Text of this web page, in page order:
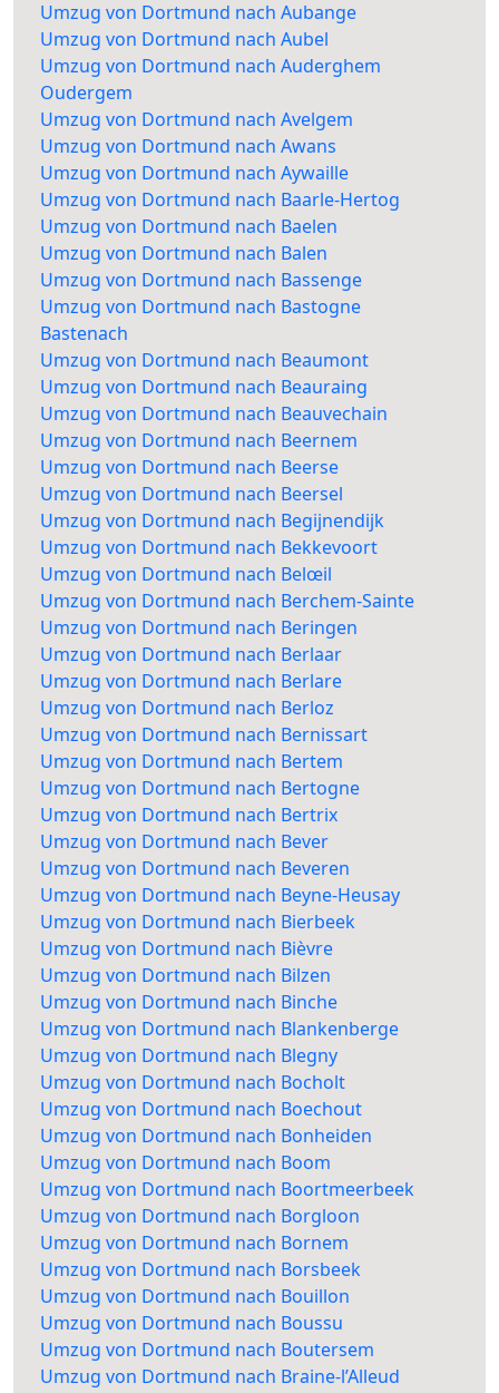
Umzug von Dortmund nach Aubange
Umzug von Dortmund nach Aubel
Umzug von Dortmund nach Auderghem
Oudergem
Umzug von Dortmund nach Avelgem
Umzug von Dortmund nach Awans
Umzug von Dortmund nach Aywaille
Umzug von Dortmund nach Baarle-Hertog
Umzug von Dortmund nach Baelen
Umzug von Dortmund nach Balen
Umzug von Dortmund nach Bassenge
Umzug von Dortmund nach Bastogne
Bastenach
Umzug von Dortmund nach Beaumont
Umzug von Dortmund nach Beauraing
Umzug von Dortmund nach Beauvechain
Umzug von Dortmund nach Beernem
Umzug von Dortmund nach Beerse
Umzug von Dortmund nach Beersel
Umzug von Dortmund nach Begijnendijk
Umzug von Dortmund nach Bekkevoort
Umzug von Dortmund nach Belœil
Umzug von Dortmund nach Berchem-Sainte
Umzug von Dortmund nach Beringen
Umzug von Dortmund nach Berlaar
Umzug von Dortmund nach Berlare
Umzug von Dortmund nach Berloz
Umzug von Dortmund nach Bernissart
Umzug von Dortmund nach Bertem
Umzug von Dortmund nach Bertogne
Umzug von Dortmund nach Bertrix
Umzug von Dortmund nach Bever
Umzug von Dortmund nach Beveren
Umzug von Dortmund nach Beyne-Heusay
Umzug von Dortmund nach Bierbeek
Umzug von Dortmund nach Bièvre
Umzug von Dortmund nach Bilzen
Umzug von Dortmund nach Binche
Umzug von Dortmund nach Blankenberge
Umzug von Dortmund nach Blegny
Umzug von Dortmund nach Bocholt
Umzug von Dortmund nach Boechout
Umzug von Dortmund nach Bonheiden
Umzug von Dortmund nach Boom
Umzug von Dortmund nach Boortmeerbeek
Umzug von Dortmund nach Borgloon
Umzug von Dortmund nach Bornem
Umzug von Dortmund nach Borsbeek
Umzug von Dortmund nach Bouillon
Umzug von Dortmund nach Boussu
Umzug von Dortmund nach Boutersem
Umzug von Dortmund nach Braine-l’Alleud